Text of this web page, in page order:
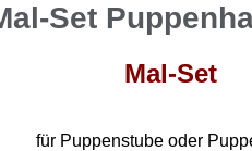
Set
Mal-Set
für Puppenstube oder